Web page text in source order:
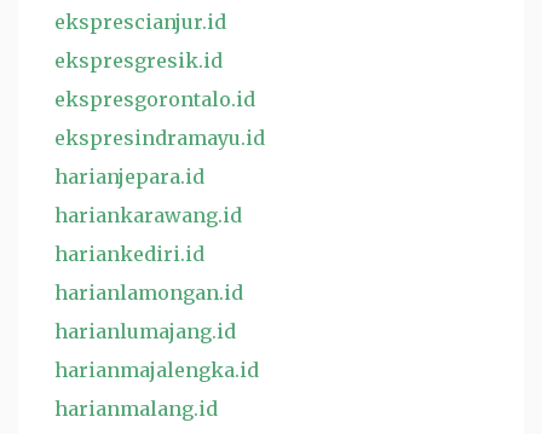
eksprescianjur.id
ekspresgresik.id
ekspresgorontalo.id
ekspresindramayu.id
harianjepara.id
hariankarawang.id
hariankediri.id
harianlamongan.id
harianlumajang.id
harianmajalengka.id
harianmalang.id